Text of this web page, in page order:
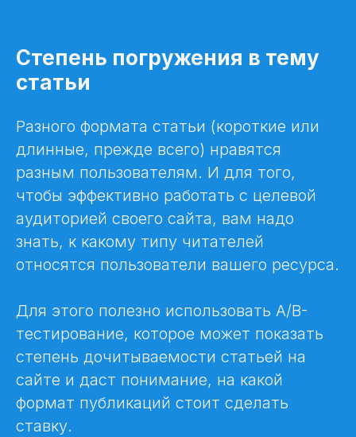
Степень погружения в тему
статьи
Разного формата статьи (короткие или
длинные, прежде всего) нравятся
разным пользователям. И для того,
чтобы эффективно работать с целевой
аудиторией своего сайта, вам надо
знать, к какому типу читателей
относятся пользователи вашего ресурса.
Для этого полезно использовать A/B-
тестирование, которое может показать
степень дочитываемости статьей на
сайте и даст понимание, на какой
формат публикаций стоит сделать
ставку.